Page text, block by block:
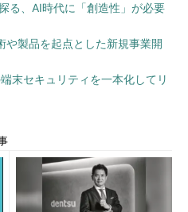
る、AI時代に「創造性」が必要
や製品を起点とした新規事業開
末セキュリティを一本化してリ